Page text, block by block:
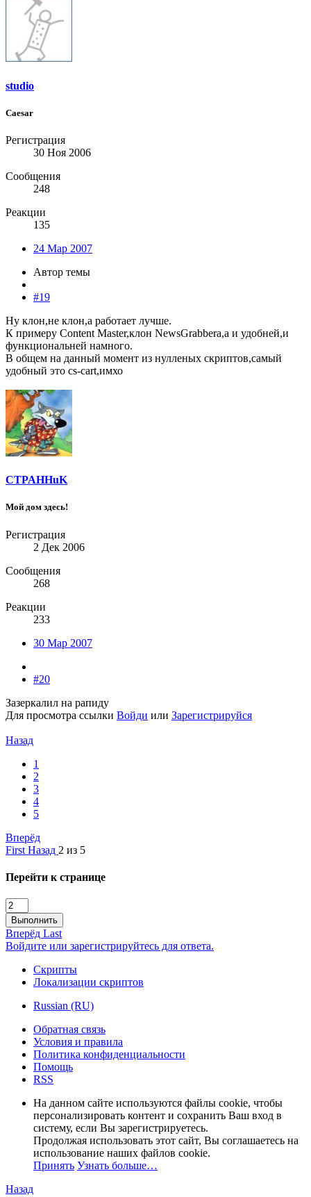
studio
Caesar
Регистрация
30 Ноя 2006
Сообщения
248
Реакции
135
24 Мар 2007
Автор темы
#19
Ну клон,не клон,а работает лучше.
К примеру Content Master,клон NewsGrabbera,а и удобней,и
функциональней намного.
В общем на данный момент из нулленых скриптов,самый
удобный это cs-cart,имхо
CTPAHHuK
Мой дом здесь!
Регистрация
2 Дек 2006
Сообщения
268
Реакции
233
30 Мар 2007
#20
Зазеркалил на рапиду
Для просмотра ссылки Войди или Зарегистрируйся
Назад
1
2
3
4
5
Вперёд
First Назад 2 из 5
Перейти к странице
Выполнить
Вперёд Last
Войдите или зарегистрируйтесь для ответа.
Скрипты
Локализации скриптов
Russian (RU)
Обратная связь
Условия и правила
Политика конфиденциальности
Помощь
RSS
На данном сайте используются файлы cookie, чтобы
персонализировать контент и сохранить Ваш вход в
систему, если Вы зарегистрируетесь.
Продолжая использовать этот сайт, Вы соглашаетесь на
использование наших файлов cookie.
Принять Узнать больше…
Назад